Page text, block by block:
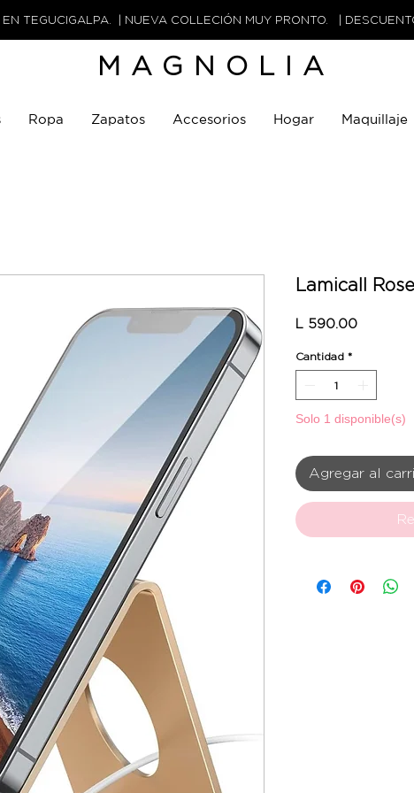
TEGUCIGALPA. | NUEVA COLLECIÓN MUY PRONTO. |
MAGNOLIA
Ropa Zapatos Accesorios Hogar Maquillaje
Lamicall
L 590.00Precio
Cantidad *
Solo 1 disponible(s)
Agregar al